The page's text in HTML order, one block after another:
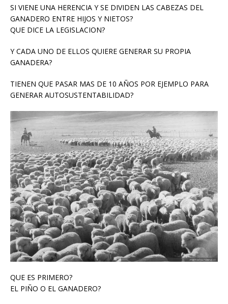
SI VIENE UNA HERENCIA Y SE DIVIDEN LAS CABEZAS DEL
GANADERO ENTRE HIJOS Y NIETOS?
QUE DICE LA LEGISLACION?
Y CADA UNO DE ELLOS QUIERE GENERAR SU PROPIA
GANADERA?
TIENEN QUE PASAR MAS DE 10 AÑOS POR EJEMPLO PARA
GENERAR AUTOSUSTENTABILIDAD?
QUE ES PRIMERO?
EL PIÑO O EL GANADERO?